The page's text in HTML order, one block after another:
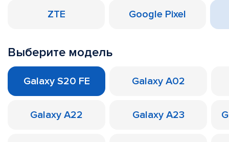
ZTE Google Pixel
Выберите модель
Galaxy S20 FE Galaxy A02
Galaxy A22 Galaxy A23